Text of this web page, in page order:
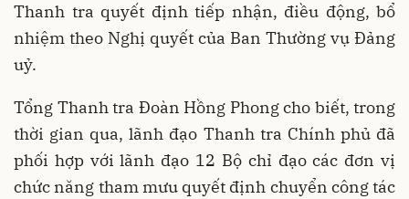
Thanh tra quyết định tiếp nhận, điều động, bổ
nhiệm theo Nghị quyết của Ban Thường vụ Đảng
uỷ.
Tổng Thanh tra Đoàn Hồng Phong cho biết, trong
thời gian qua, lãnh đạo Thanh tra Chính phủ đã
phối hợp với lãnh đạo 12 Bộ chỉ đạo các đơn vị
chức năng tham mưu quyết định chuyển công tác